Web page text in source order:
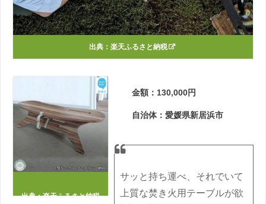
出典： 楽天ふるさと納税
出典：楽天ふるさと納税
金額：130,000円
自治体：愛媛県新居浜市
サッと持ち運べ、それでいて
上質な焚き火用テーブルが欲